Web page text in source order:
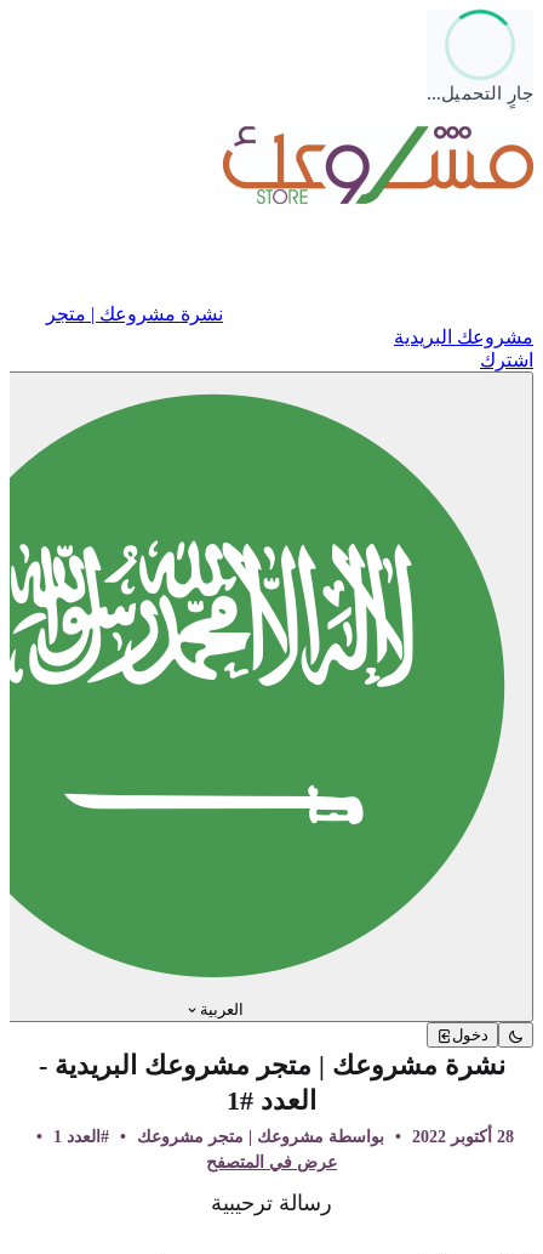
جارٍ التحميل…
نشرة مشروعك | متجر
مشروعك البريدية
اشترك
العربية
دخول
نشرة مشروعك | متجر مشروعك البريدية -
العدد #1
28 أكتوبر 2022 • بواسطة مشروعك | متجر مشروعك • #العدد 1
•
عرض في المتصفح
رسالة ترحيبية